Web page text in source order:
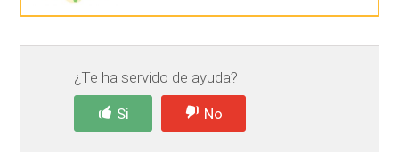
¿Te ha servido de ayuda?
Si No